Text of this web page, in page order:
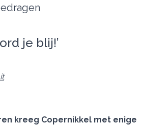
je blij!’
kreeg Copernikkel met enige